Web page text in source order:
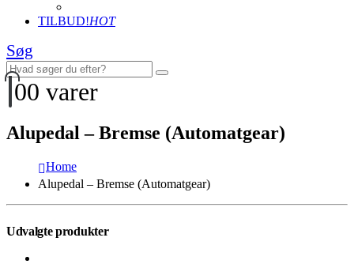
TILBUD!HOT
Søg
00 varer
Alupedal – Bremse (Automatgear)
Home
Alupedal – Bremse (Automatgear)
Udvalgte produkter